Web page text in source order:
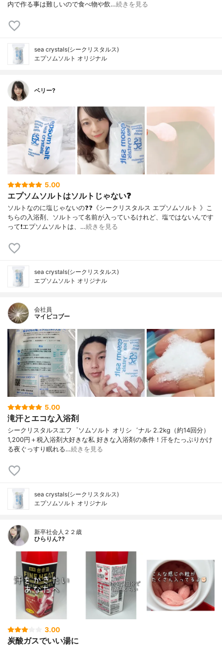
内で作る事は難しいので食べ物や飲…続きを見る
sea crystals(シークリスタルス)
エプソムソルト オリジナル
ベリー?
5.00
エプソムソルトはソルトじゃない❓
ソルトなのに塩じゃないの❓❓《シークリスタルス エプソムソルト 》こ
ちらの入浴剤、ソルトって名前が入っているけれど、塩ではないんです
って❗️エプソムソルトは、…続きを見る
sea crystals(シークリスタルス)
エプソムソルト オリジナル
会社員
マイピコブー
5.00
滝汗とエコな入浴剤
シークリスタルスエフ゜ソムソルト オリシ゛ナル 2.2kg（約14回分）
1,200円＋税入浴剤大好きな私 好きな入浴剤の条件！汗をたっぷりかけ
る夜ぐっすり眠れる…続きを見る
sea crystals(シークリスタルス)
エプソムソルト オリジナル
新卒社会人２２歳
ひらりん??
3.00
炭酸ガスでいい湯に